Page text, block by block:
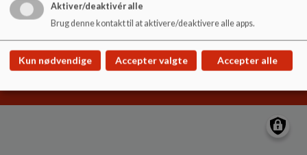
Cookie politik
Aktiver/deaktivér alle
Brug denne kontakt til at aktivere/deaktivere alle apps.
Kun nødvendige Accepter valgte Accepter alle